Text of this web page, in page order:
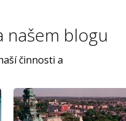
našem blogu
činnosti a